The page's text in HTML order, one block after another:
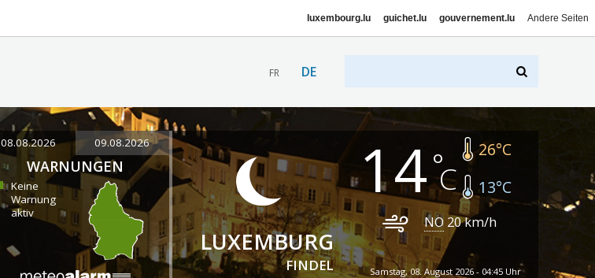
luxembourg.lu guichet.lu gouvernement.lu Andere Seiten
FR DE
08.08.2026 09.08.2026
WARNUNGEN
Keine
Warnung
aktiv
LUXEMBURG
FINDEL
14 26°C
13°C
NO 20km/h
Samstag, 08. August 2026 - 04:45 Uhr